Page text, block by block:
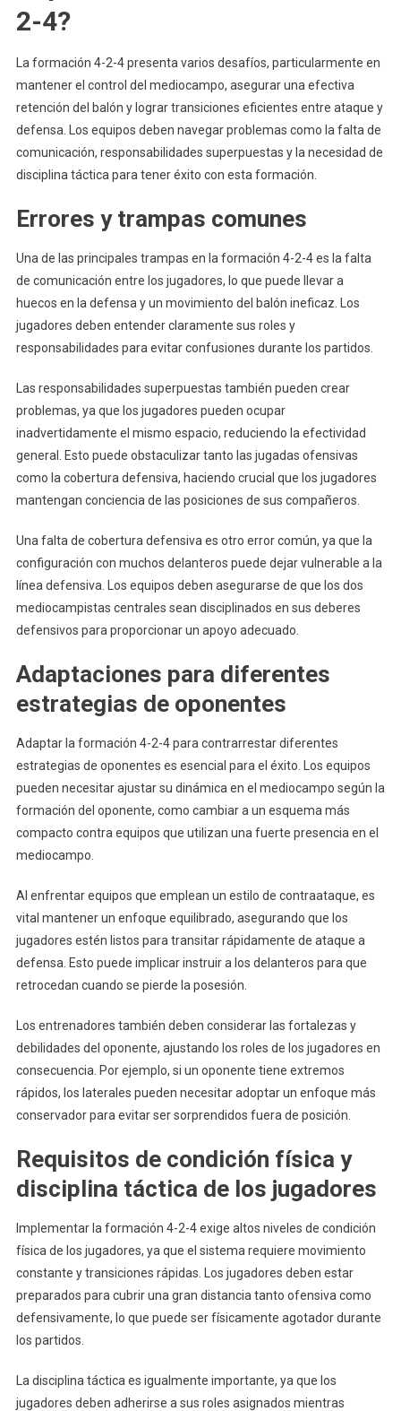
2-4?
La formación 4-2-4 presenta varios desafíos, particularmente en
mantener el control del mediocampo, asegurar una efectiva
retención del balón y lograr transiciones eficientes entre ataque y
defensa. Los equipos deben navegar problemas como la falta de
comunicación, responsabilidades superpuestas y la necesidad de
disciplina táctica para tener éxito con esta formación.
Errores y trampas comunes
Una de las principales trampas en la formación 4-2-4 es la falta
de comunicación entre los jugadores, lo que puede llevar a
huecos en la defensa y un movimiento del balón ineficaz. Los
jugadores deben entender claramente sus roles y
responsabilidades para evitar confusiones durante los partidos.
Las responsabilidades superpuestas también pueden crear
problemas, ya que los jugadores pueden ocupar
inadvertidamente el mismo espacio, reduciendo la efectividad
general. Esto puede obstaculizar tanto las jugadas ofensivas
como la cobertura defensiva, haciendo crucial que los jugadores
mantengan conciencia de las posiciones de sus compañeros.
Una falta de cobertura defensiva es otro error común, ya que la
configuración con muchos delanteros puede dejar vulnerable a la
línea defensiva. Los equipos deben asegurarse de que los dos
mediocampistas centrales sean disciplinados en sus deberes
defensivos para proporcionar un apoyo adecuado.
Adaptaciones para diferentes
estrategias de oponentes
Adaptar la formación 4-2-4 para contrarrestar diferentes
estrategias de oponentes es esencial para el éxito. Los equipos
pueden necesitar ajustar su dinámica en el mediocampo según la
formación del oponente, como cambiar a un esquema más
compacto contra equipos que utilizan una fuerte presencia en el
mediocampo.
Al enfrentar equipos que emplean un estilo de contraataque, es
vital mantener un enfoque equilibrado, asegurando que los
jugadores estén listos para transitar rápidamente de ataque a
defensa. Esto puede implicar instruir a los delanteros para que
retrocedan cuando se pierde la posesión.
Los entrenadores también deben considerar las fortalezas y
debilidades del oponente, ajustando los roles de los jugadores en
consecuencia. Por ejemplo, si un oponente tiene extremos
rápidos, los laterales pueden necesitar adoptar un enfoque más
conservador para evitar ser sorprendidos fuera de posición.
Requisitos de condición física y
disciplina táctica de los jugadores
Implementar la formación 4-2-4 exige altos niveles de condición
física de los jugadores, ya que el sistema requiere movimiento
constante y transiciones rápidas. Los jugadores deben estar
preparados para cubrir una gran distancia tanto ofensiva como
defensivamente, lo que puede ser físicamente agotador durante
los partidos.
La disciplina táctica es igualmente importante, ya que los
jugadores deben adherirse a sus roles asignados mientras